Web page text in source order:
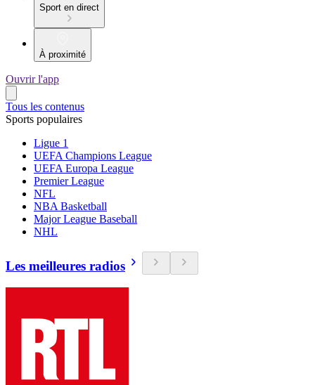
Sport en direct
À proximité
Ouvrir l'app
Tous les contenus
Sports populaires
Ligue 1
UEFA Champions League
UEFA Europa League
Premier League
NFL
NBA Basketball
Major League Baseball
NHL
Les meilleures radios